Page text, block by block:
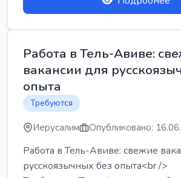
Работа в Тель-Авиве:
вакансии для
опыта
Требуются
Иерусалим Опубликовано:
Работа в Тель-Авиве: свежие
русскоязычных без опыта<br />